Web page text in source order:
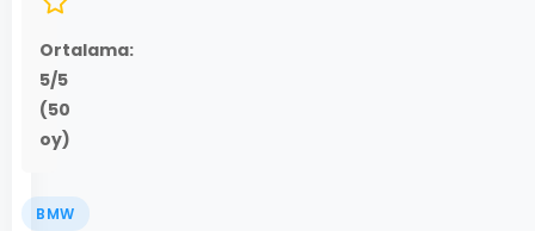
Ortalama:
5/5
(50
oy)
BMW